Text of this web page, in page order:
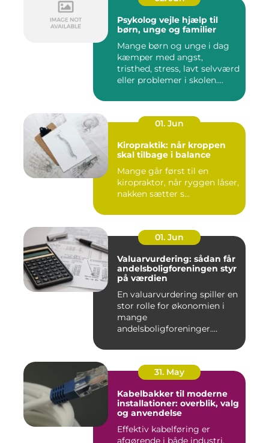
Psykolog vejle hjælp til
børn, unge og familier
Mange børn og unge i dag
kæmper med angst,
tristhed, stress, lavt selvværd
eller problemer i skolen....
01. Jun
Kiropraktik: når kroppen
skal tilbage i balance
Mange går først til en
kiropraktor, når ryggen låser,
nakken sætter s...
01. Jun
Valuarvurdering: sådan får
andelsboligforeningen styr
på værdien
En valuarvurdering spiller en
stor rolle for økonomien i
mange
andelsboligforeninger.
31. May
Kabelbakker til moderne
installationer: overblik, valg
og anvendelse
Effektiv kabelføring er
afgørende i både industri,